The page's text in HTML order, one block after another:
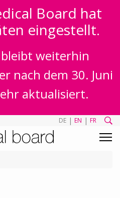
Board hat
eingestellt.
weiterhin
nach dem 30. Juni
aktualisiert.
DE | EN | FR